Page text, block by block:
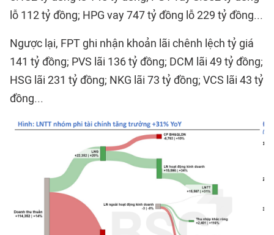
lỗ 112 tỷ đồng; HPG vay 747 tỷ đồng lỗ 229 tỷ đồng...
Ngược lại, FPT ghi nhận khoản lãi chênh lệch tỷ giá
141 tỷ đồng; PVS lãi 136 tỷ đồng; DCM lãi 49 tỷ đồng;
HSG lãi 231 tỷ đồng; NKG lãi 73 tỷ đồng; VCS lãi 43 tỷ
đồng...